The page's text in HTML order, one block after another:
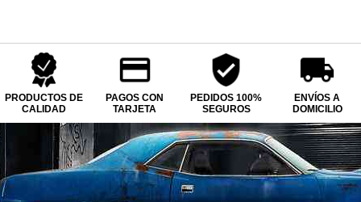
PRODUCTOS DE
CALIDAD
PAGOS CON
TARJETA
PEDIDOS 100%
SEGUROS
ENVÍOS A
DOMICILIO